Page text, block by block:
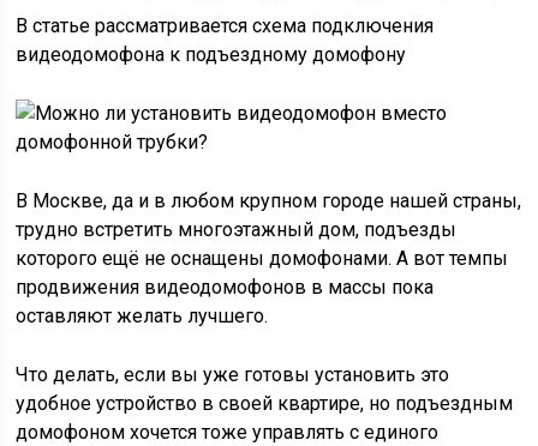
В статье рассматривается схема подключения
видеодомофона к подъездному домофону
В Москве, да и в любом крупном городе нашей страны,
трудно встретить многоэтажный дом, подъезды
которого ещё не оснащены домофонами. А вот темпы
продвижения видеодомофонов в массы пока
оставляют желать лучшего.
Что делать, если вы уже готовы установить это
удобное устройство в своей квартире, но подъездным
домофоном хочется тоже управлять с единого